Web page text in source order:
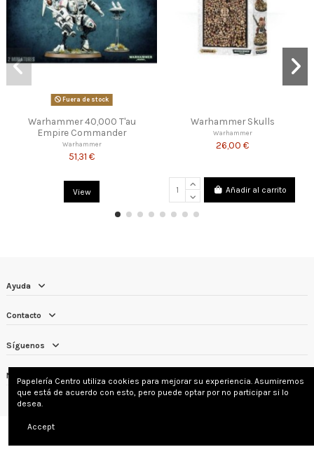
Warhammer Skulls
Warhammer
26,00 €
Añadir al carrito
Warhammer Age of Sigmar
Skaven Warpspark Weapon
Battery
Añadir al carrito
Ayuda
Contacto
Síguenos
Newsletter
Papelería Centro utiliza cookies para mejorar su experiencia. Asumiremos
que está de acuerdo con esto, pero puede optar por no participar si lo
desea.
Accept